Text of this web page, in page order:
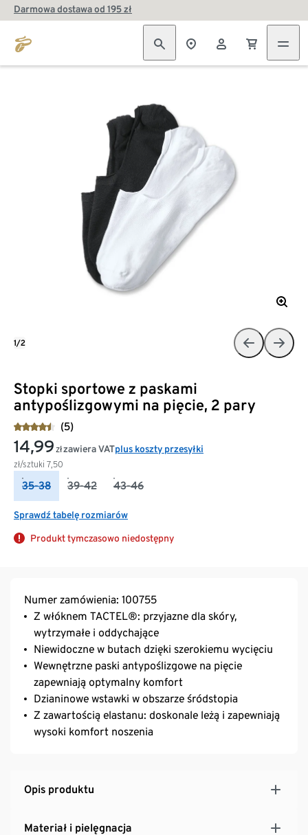
Darmowa dostawa od 195 zł
Stopki sportowe z paskami
antypoślizgowymi na pięcie, 2 pary
(5)
14,99 zł
zł/sztuki 7,50
zawiera VATplus koszty przesyłki
35-38 39-42 43-46
Sprawdź tabelę rozmiarów
Produkt tymczasowo niedostępny
1/2
Numer zamówienia: 100755
Z włóknem TACTEL®: przyjazne dla skóry,
wytrzymałe i oddychające
Niewidoczne w butach dzięki szerokiemu wycięciu
Wewnętrzne paski antypoślizgowe na pięcie
zapewniają optymalny komfort
Dzianinowe wstawki w obszarze śródstopia
Z zawartością elastanu: doskonale leżą i zapewniają
wysoki komfort noszenia
Opis produktu
Materiał i pielęgnacja